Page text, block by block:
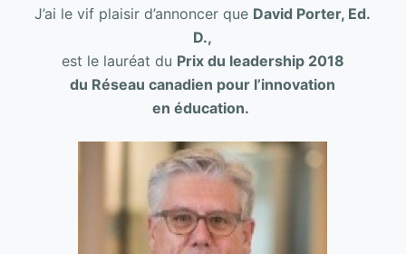
J’ai le vif plaisir d’annoncer que David Porter, Ed.
D.,
est le lauréat du Prix du leadership 2018
du Réseau canadien pour l’innovation
en éducation.